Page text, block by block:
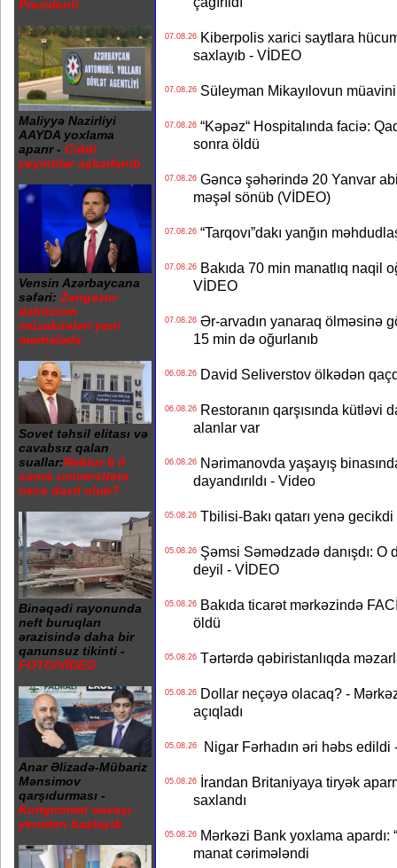
Prezidenti
Maliyyə Nazirliyi
AAYDA yoxlama
aparır - Ciddi
yeyintilər aşkarlanıb
Vensin Azərbaycana
səfəri: Zəngəzur
dəhlizinin
müzakirələri yeni
mərhələdə
Sovet təhsil elitası və
cavabsız qalan
suallar:Rektor 6 il
sonra universitetə
necə daxil olub?
Binəqədi rayonunda
neft buruqları
ərazisində daha bir
qanunsuz tikinti -
FOTO/VİDEO
Anar Əlizadə-Mübariz
Mənsimov
qarşıdurması -
Kompromat savaşı
yenidən başlayıb
07.08.26Kiberpolis xarici saytlara
saxlayıb - VİDEO
07.08.26Süleyman Mikayılovun
07.08.26“Kəpəz“ Hospitalında faciə:
sonra öldü
07.08.26Gəncə şəhərində 20 Yanvar
məşəl sönüb (VİDEO)
07.08.26“Tarqovı”dakı yanğın
07.08.26Bakıda 70 min manatlıq naqil
VİDEO
07.08.26Ər-arvadın yanaraq ölməsinə
15 min də oğurlanıb
06.08.26David Seliverstov ölkədən
06.08.26Restoranın qarşısında kütləvi
alanlar var
06.08.26Nərimanovda yaşayış
dayandırıldı - Video
05.08.26Tbilisi-Bakı qatarı yenə gecikdi
05.08.26Şəmsi Səmədzadə danışdı: O
deyil - VİDEO
05.08.26Bakıda ticarət mərkəzində
öldü
05.08.26Tərtərdə qəbiristanlıqda
05.08.26Dollar neçəyə olacaq? -
açıqladı
05.08.26Nigar Fərhadın əri həbs edildi
05.08.26İrandan Britaniyaya tiryək
saxlandı
05.08.26Mərkəzi Bank yoxlama apardı:
manat cərimələndi